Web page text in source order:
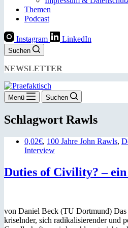
Themen
Podcast
Instagram LinkedIn
Suchen
NEWSLETTER
Menü Suchen
Schlagwort Rawls
0,02€, 100 Jahre John Rawls,
Interview
Duties of Civility? –
von Daniel Beck (TU Dortmund)
kriselnder, sich radikalisierender und